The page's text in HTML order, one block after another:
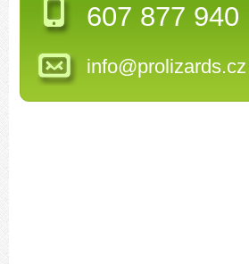
607 877 940
info@prolizards.cz